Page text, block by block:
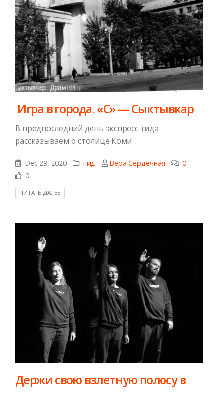
​ Игра в города. «С» — Сыктывкар
В предпоследний день экспресс-гида
рассказываем о столице Коми
Dec 29, 2020 Гид Вера Сердечная
0
0
ЧИТАТЬ ДАЛЕЕ
Держи свою взлетную полосу в